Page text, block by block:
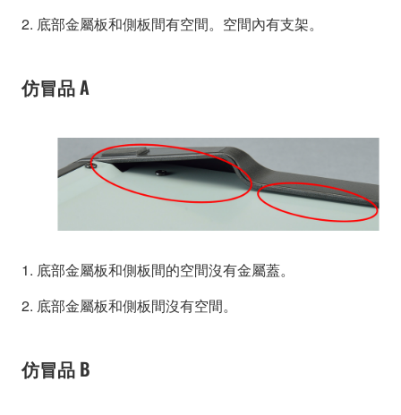
2. 底部金屬板和側板間有空間。空間內有支架。
仿冒品 A
1. 底部金屬板和側板間的空間沒有金屬蓋。
2. 底部金屬板和側板間沒有空間。
仿冒品 B